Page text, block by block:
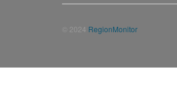
© 2024 RegionMonitor